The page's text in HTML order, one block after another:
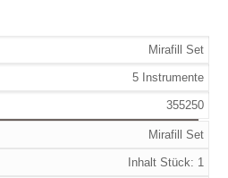
Mirafill Set
5 Instrumente
355250
Mirafill Set
Inhalt Stück: 1